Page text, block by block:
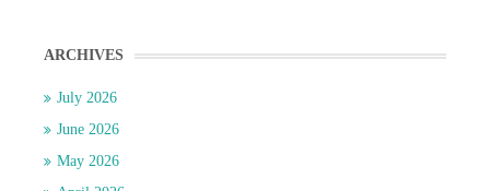
ARCHIVES
July 2026
June 2026
May 2026